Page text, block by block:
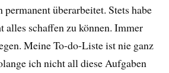
überarbeitet. Stets habe
alles schaffen zu können. Immer
Meine To-do-Liste ist nie ganz
ich nicht all diese Aufgaben